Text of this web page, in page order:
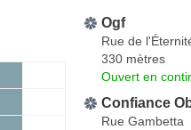
Ogf
Rue de
330 mètres
Ouvert en
Confiance
Rue Gambetta